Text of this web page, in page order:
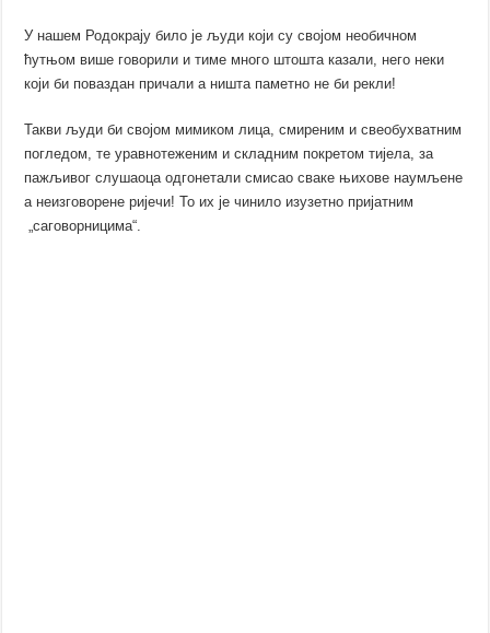
У нашем Родокрају било је људи који су својом необичном
ћутњом више говорили и тиме много штошта казали, него неки
који би поваздан причали а ништа паметно не би рекли!
Такви људи би својом мимиком лица, смиреним и свеобухватним
погледом, те уравнотеженим и складним покретом тијела, за
пажљивог слушаоца одгонетали смисао сваке њихове наумљене
а неизговорене ријечи! То их је чинило изузетно пријатним
„саговорницима“.